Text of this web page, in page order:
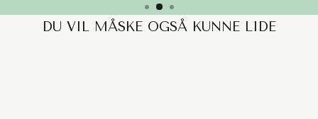
DU VIL MÅSKE OGSÅ KUNNE LIDE